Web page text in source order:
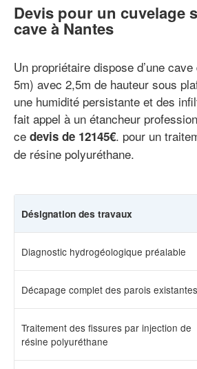
Devis pour un cuvelage
cave à Nantes
Un propriétaire dispose d’une cave
5m) avec 2,5m de hauteur sous
une humidité persistante et des
fait appel à un étancheur
ce devis de 12145€. pour un
de résine polyuréthane.
Désignation des travaux
Diagnostic hydrogéologique préalable
Décapage complet des parois existantes
Traitement des fissures par injection de
résine polyuréthane